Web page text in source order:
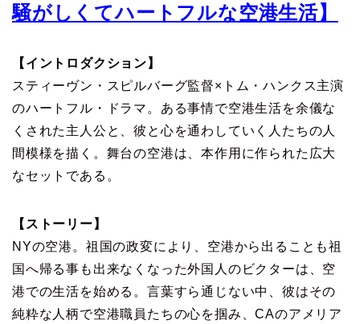
騒がしくてハートフルな空港生活】
【イントロダクション】
スティーヴン・スピルバーグ監督×トム・ハンクス主演
のハートフル・ドラマ。ある事情で空港生活を余儀な
くされた主人公と、彼と心を通わしていく人たちの人
間模様を描く。舞台の空港は、本作用に作られた広大
なセットである。
【ストーリー】
NYの空港。祖国の政変により、空港から出ることも祖
国へ帰る事も出来なくなった外国人のビクターは、空
港での生活を始める。言葉すら通じない中、彼はその
純粋な人柄で空港職員たちの心を掴み、CAのアメリア